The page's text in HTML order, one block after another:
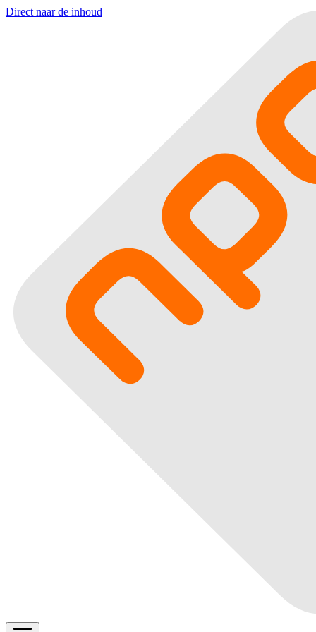
Direct naar de inhoud